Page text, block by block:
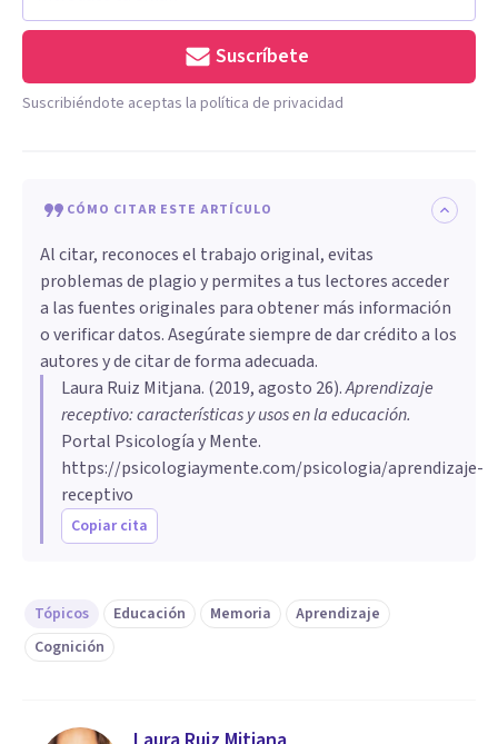
Suscríbete
Suscribiéndote aceptas la política de privacidad
CÓMO CITAR ESTE ARTÍCULO
Al citar, reconoces el trabajo original, evitas
problemas de plagio y permites a tus lectores acceder
a las fuentes originales para obtener más información
o verificar datos. Asegúrate siempre de dar crédito a los
autores y de citar de forma adecuada.
Laura Ruiz Mitjana. (2019, agosto 26).Aprendizaje
receptivo: características y usos en la educación.
Portal Psicología y Mente.
https://psicologiaymente.com/psicologia/aprendizaje-
receptivo
Copiar cita
Tópicos Educación Memoria
Aprendizaje
Cognición